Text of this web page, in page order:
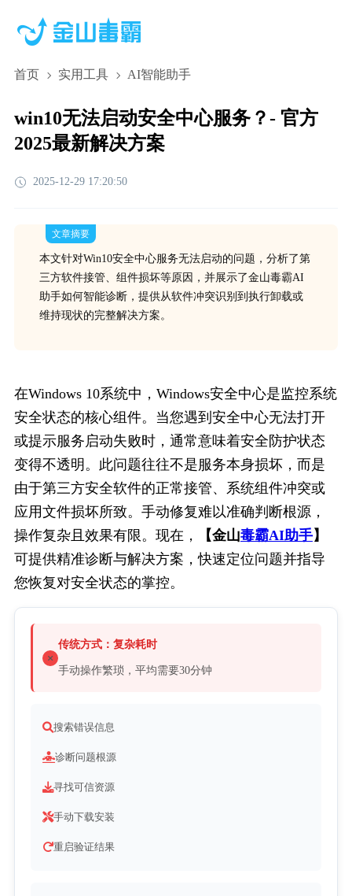
首页 实用工具 AI智能助手
win10无法启动安全中心服务？- 官方
2025最新解决方案
2025-12-29 17:20:50
文章摘要
本文针对Win10安全中心服务无法启动的问题，分析了第
三方软件接管、组件损坏等原因，并展示了金山毒霸AI
助手如何智能诊断，提供从软件冲突识别到执行卸载或
维持现状的完整解决方案。
在Windows 10系统中，Windows安全中心是监控系统
安全状态的核心组件。当您遇到安全中心无法打开
或提示服务启动失败时，通常意味着安全防护状态
变得不透明。此问题往往不是服务本身损坏，而是
由于第三方安全软件的正常接管、系统组件冲突或
应用文件损坏所致。手动修复难以准确判断根源，
操作复杂且效果有限。现在，
【金山毒霸AI助手】
可提供精准诊断与解决方案，快速定位问题并指导
您恢复对安全状态的掌控。
传统方式：复杂耗时
手动操作繁琐，平均需要30分钟
搜索错误信息
诊断问题根源
寻找可信资源
手动下载安装
重启验证结果